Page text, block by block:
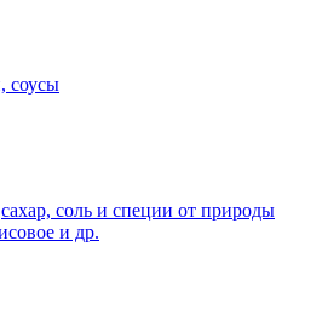
соусы
соль и специи от природы
и др.